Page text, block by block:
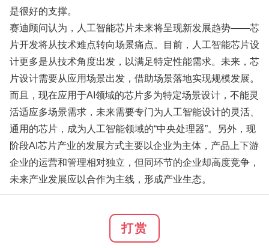
是很好的支撑。
赛迪顾问认为，人工智能芯片未来将呈现新发展趋势——芯
片开发将从技术难点转向场景痛点。目前，人工智能芯片设
计更多是从技术角度出发，以满足特定性能需求。未来，芯
片设计需要从应用场景出发，借助场景落地实现规模发展。
而且，现在应用于AI领域的芯片多为特定场景设计，不能灵
活适应多场景需求，未来需要专门为人工智能设计的灵活、
通用的芯片，成为人工智能领域的“中央处理器”。另外，现
阶段AI芯片产业的发展方式主要以企业为主体，产品上下游
企业的运营和管理相对独立，但同环节的企业却高度竞争，
未来产业发展应以合作为主线，形成产业生态。
打赏